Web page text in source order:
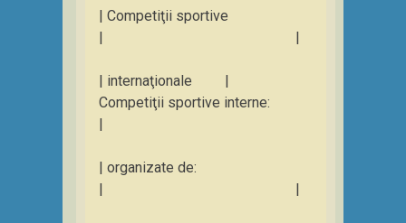
| Competiţii sportive
| |
| internaţionale |
Competiţii sportive interne:
|
| organizate de:
| |